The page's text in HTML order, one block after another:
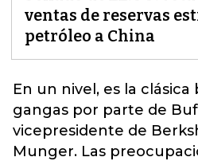
ventas de reservas
petróleo a China
En un nivel, es la
gangas por parte de
vicepresidente de
Munger. Las